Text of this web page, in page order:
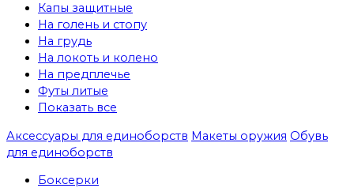
Капы защитные
На голень и стопу
На грудь
На локоть и колено
На предплечье
Футы литые
Показать все
Аксессуары для единоборств Макеты оружия Обувь
для единоборств
Боксерки